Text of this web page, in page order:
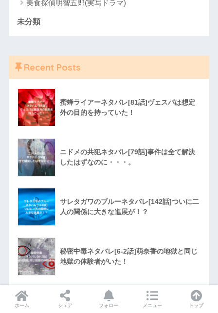
美食探偵明智五郎(実写ドラマ)
未分類
Recent Posts
蜜蜂ライアーネタバレ[81話]ヴェスパは想定
外の目的を持っていた！
ニドメの共犯ネタバレ[79話]事件は全て解決
したはずなのに・・・。
サレタガワのブルーネタバレ[142話]ついに二
人の関係に大きな進展が！？
秘密中毒ネタバレ[6-2話]萌奈香の地獄と同じ
地獄の体験者がいた！
蜜蜂ライアーネタバレ[80話]驚きの光景連発
ホーム シェア フォロー メニュー トップ